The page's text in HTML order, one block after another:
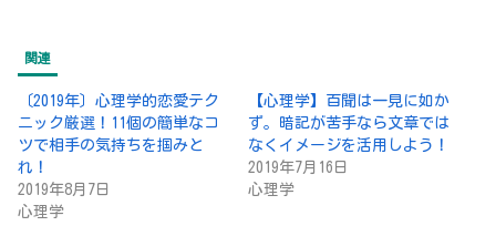
関連
〔2019年〕心理学的恋愛テク
ニック厳選！11個の簡単なコ
ツで相手の気持ちを掴みと
れ！
2019年8月7日
心理学
【心理学】百聞は一見に如か
ず。暗記が苦手なら文章では
なくイメージを活用しよう！
2019年7月16日
心理学